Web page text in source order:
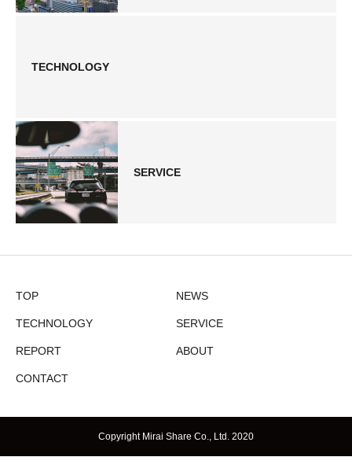
TECHNOLOGY
SERVICE
TOP NEWS
TECHNOLOGY SERVICE
REPORT ABOUT
CONTACT
Copyright Mirai Share Co., Ltd. 2020